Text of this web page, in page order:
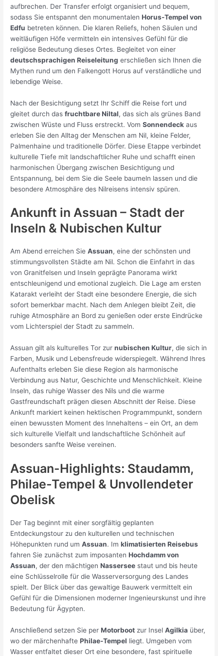
aufbrechen. Der Transfer erfolgt organisiert und bequem,
sodass Sie entspannt den monumentalenHorus-Tempel von
Edfu betreten können. Die klaren Reliefs, hohen Säulen und
weitläufigen Höfe vermitteln ein intensives Gefühl für die
religiöse Bedeutung dieses Ortes. Begleitet von einer
deutschsprachigen Reiseleitung erschließen sich Ihnen die
Mythen rund um den Falkengott Horus auf verständliche und
lebendige Weise.
Nach der Besichtigung setzt Ihr Schiff die Reise fort und
gleitet durch dasfruchtbare Niltal, das sich als grünes Band
zwischen Wüste und Fluss erstreckt. VomSonnendeck aus
erleben Sie den Alltag der Menschen am Nil, kleine Felder,
Palmenhaine und traditionelle Dörfer. Diese Etappe verbindet
kulturelle Tiefe mit landschaftlicher Ruhe und schafft einen
harmonischen Übergang zwischen Besichtigung und
Entspannung, bei dem Sie die Seele baumeln lassen und die
besondere Atmosphäre des Nilreisens intensiv spüren.
Ankunft in Assuan – Stadt der
Inseln & Nubischen Kultur
Am Abend erreichen SieAssuan, eine der schönsten und
stimmungsvollsten Städte am Nil. Schon die Einfahrt in das
von Granitfelsen und Inseln geprägte Panorama wirkt
entschleunigend und emotional zugleich. Die Lage am ersten
Katarakt verleiht der Stadt eine besondere Energie, die sich
sofort bemerkbar macht. Nach dem Anlegen bleibt Zeit, die
ruhige Atmosphäre an Bord zu genießen oder erste Eindrücke
vom Lichterspiel der Stadt zu sammeln.
Assuan gilt als kulturelles Tor zurnubischen Kultur, die sich in
Farben, Musik und Lebensfreude widerspiegelt. Während Ihres
Aufenthalts erleben Sie diese Region als harmonische
Verbindung aus Natur, Geschichte und Menschlichkeit. Kleine
Inseln, das ruhige Wasser des Nils und die warme
Gastfreundschaft prägen diesen Abschnitt der Reise. Diese
Ankunft markiert keinen hektischen Programmpunkt, sondern
einen bewussten Moment des Innehaltens – ein Ort, an dem
sich kulturelle Vielfalt und landschaftliche Schönheit auf
besonders sanfte Weise vereinen.
Assuan-Highlights: Staudamm,
Philae-Tempel & Unvollendeter
Obelisk
Der Tag beginnt mit einer sorgfältig geplanten
Entdeckungstour zu den kulturellen und technischen
Höhepunkten rund umAssuan. Imklimatisierten Reisebus
fahren Sie zunächst zum imposantenHochdamm von
Assuan, der den mächtigenNassersee staut und bis heute
eine Schlüsselrolle für die Wasserversorgung des Landes
spielt. Der Blick über das gewaltige Bauwerk vermittelt ein
Gefühl für die Dimensionen moderner Ingenieurskunst und ihre
Bedeutung für Ägypten.
Anschließend setzen Sie perMotorboot zur InselAgilkia über,
wo der märchenhaftePhilae-Tempel liegt. Umgeben vom
Wasser entfaltet dieser Ort eine besondere, fast spirituelle